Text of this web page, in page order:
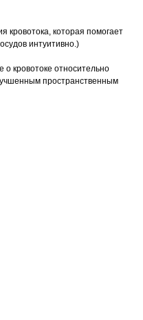
кровотока, которая помогает
интуитивно.)
кровотоке относительно
пространственным